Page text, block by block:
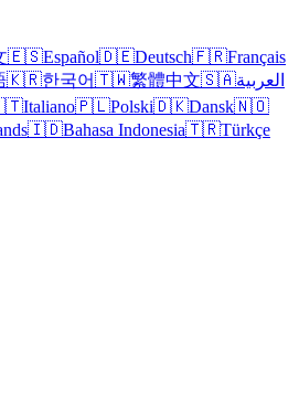
🇪🇸Español🇩🇪Deutsch🇫🇷Français
🇰🇷한국어🇹🇼繁體中文🇸🇦العربية
Italiano🇵🇱Polski🇩🇰Dansk🇳🇴
🇮🇩Bahasa Indonesia🇹🇷Türkçe